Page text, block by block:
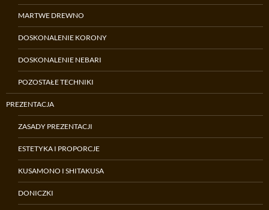
MARTWE DREWNO
DOSKONALENIE KORONY
DOSKONALENIE NEBARI
POZOSTAŁE TECHNIKI
PREZENTACJA
ZASADY PREZENTACJI
ESTETYKA I PROPORCJE
KUSAMONO I SHITAKUSA
DONICZKI